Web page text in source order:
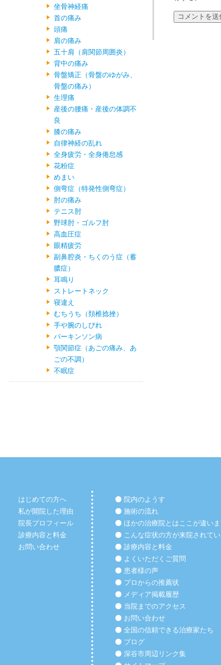
坐骨神経痛
首の痛み
頭痛
肩の痛み
五十肩（肩関節周囲炎）
背中の痛み
骨盤矯正（骨盤のゆがみ、
骨盤の痛み）
生理痛
産後の腰痛・産後の体調不
良
膝の痛み
自律神経の乱れ
全身疲労・全身倦怠感
花粉症
めまい
側弯症（特発性側弯症）
肘の痛み
テニス肘
野球肘・ゴルフ肘
高血圧症
眼精疲労
副鼻腔炎・ちくのう症（蓄
膿症）
耳鳴り
ストレートネック
寝違え
むちうち（頚椎捻挫）
手や腕のしびれ
パーキンソン病
顎関節症（あごの痛み、あ
ごの不調）
不眠症
はじめての方へ
私が開院した理由
院長プロフィール
診療内容と料金
お問い合わせ
院内のようす
施術の流れ
ほかの治療院とはここが違い
こんな症状の方が来院されて
診療内容と料金
よくいただくご質問
患者様の声
プロからの推薦状
メディア掲載履歴
当院までのアクセス
お問い合わせ
全国の信頼できる治療家たち
ブログ
深谷市周辺リンク集